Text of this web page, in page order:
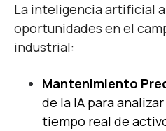
La inteligencia artificial
oportunidades en el
industrial:
Mantenimiento
de la IA para
tiempo real de